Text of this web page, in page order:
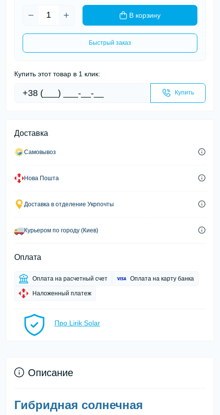
В корзину
Быстрый заказ
Купить этот товар в 1 клик:
Купить
Доставка
Самовывоз
Нова Пошта
Доставка в отделение Укрпочты
Курьером по городу (Киев)
Оплата
Оплата на расчетный счет Оплата на карту банка
Наложенный платеж
Про Lirik Solar
Описание
Гибридная солнечная